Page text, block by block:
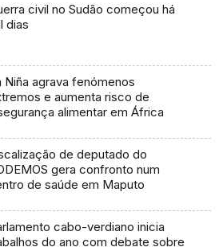
civil no Sudão começou há
dias
Niña agrava fenómenos
e aumenta risco de
alimentar em África
de deputado do
gera confronto num
de saúde em Maputo
cabo-verdiano inicia
do ano com debate sobre